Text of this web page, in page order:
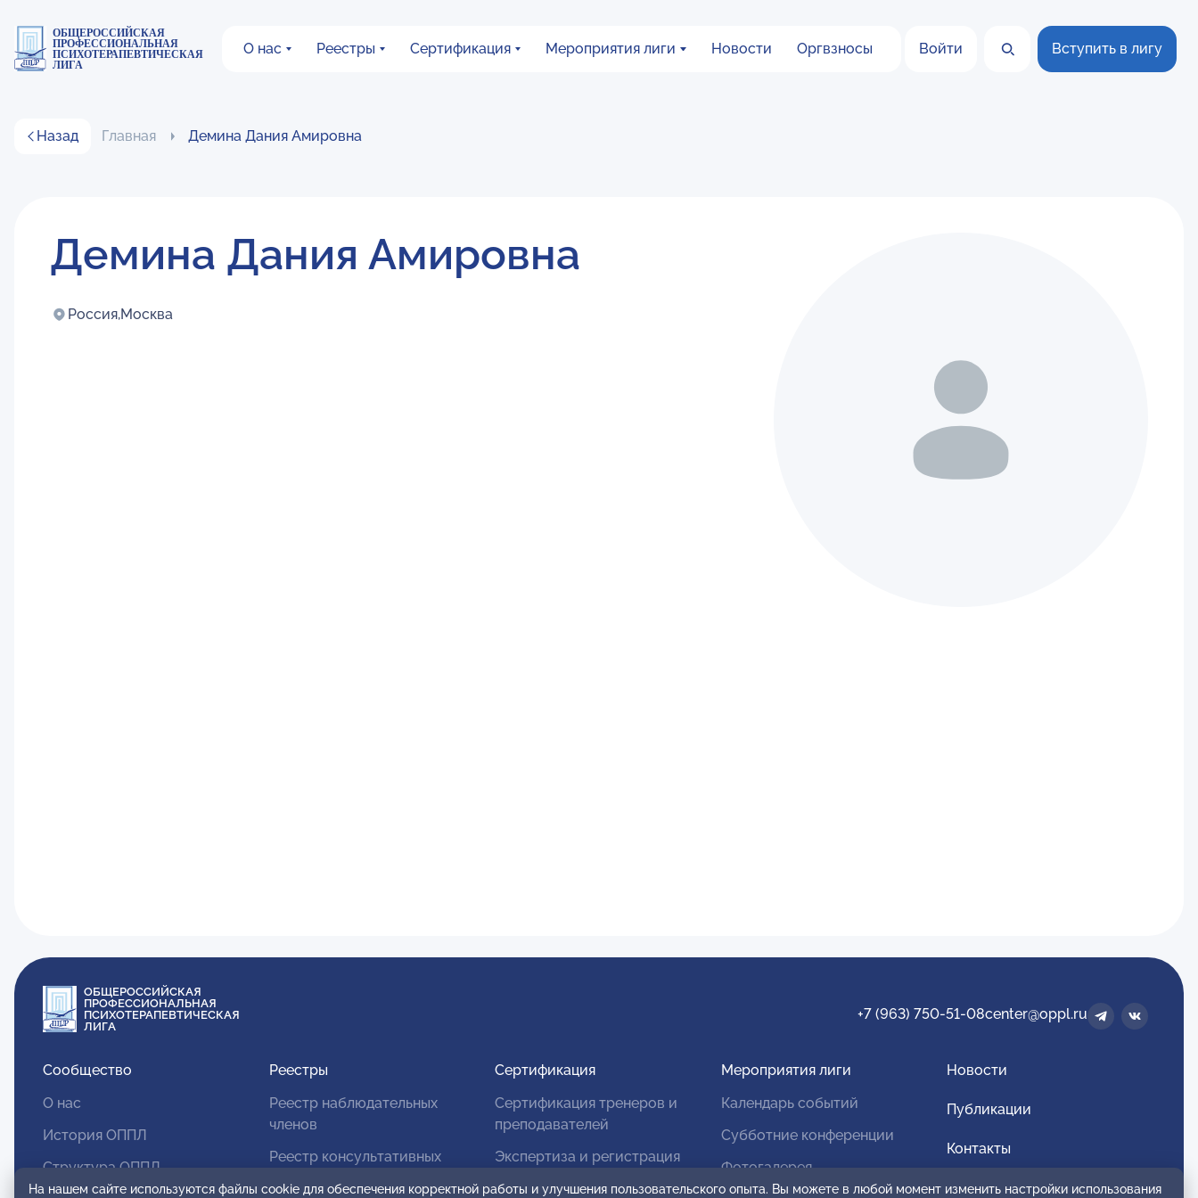
ОБЩЕРОССИЙСКАЯ
ПРОФЕССИОНАЛЬНАЯ
ПСИХОТЕРАПЕВТИЧЕСКАЯ
ЛИГА
О нас Реестры Сертификация Мероприятия лиги Новости Оргвзносы Войти Вступить в лигу
Назад Главная Демина Дания Амировна
Демина Дания Амировна
Россия,Москва
ОБЩЕРОССИЙСКАЯ
ПРОФЕССИОНАЛЬНАЯ
ПСИХОТЕРАПЕВТИЧЕСКАЯ
ЛИГА
+7 (963) 750-51-08center@oppl.ru
Сообщество
О нас
История ОППЛ
Структура ОППЛ
Реестры
Реестр наблюдательных
членов
Реестр консультативных
Сертификация
Сертификация тренеров и
преподавателей
Экспертиза и регистрация
Мероприятия лиги
Календарь событий
Субботние конференции
Фотогалерея
Новости
Публикации
Контакты
Для спонсоров и партнеров
На нашем сайте используются файлы cookie для обеспечения корректной работы и улучшения пользовательского опыта. Вы можете в любой момент изменить настройки использования